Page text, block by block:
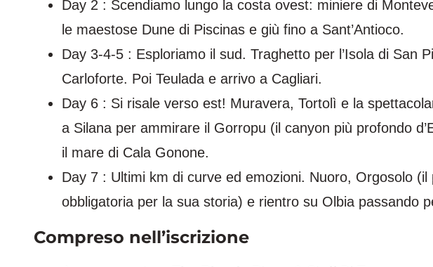
Day 2 : Scendiamo lungo la costa ovest: miniere di
le maestose Dune di Piscinas e giù fino a Sant’Antioco.
Day 3-4-5 : Esploriamo il sud. Traghetto per l’Isola di San
Carloforte. Poi Teulada e arrivo a Cagliari.
Day 6 : Si risale verso est! Muravera, Tortolì e la
a Silana per ammirare il Gorropu (il canyon più profondo
il mare di Cala Gonone.
Day 7 : Ultimi km di curve ed emozioni. Nuoro, Orgosolo
obbligatoria per la sua storia) e rientro su Olbia passando
Compreso nell’iscrizione